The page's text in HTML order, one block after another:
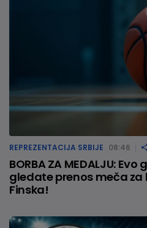
REPREZENTACIJA SRBIJE 08:46
BORBA ZA MEDALJU:
gledate prenos meča za
Finska!